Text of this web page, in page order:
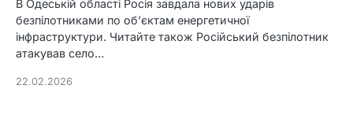
В Одеській області Росія завдала нових ударів
безпілотниками по об’єктам енергетичної
інфраструктури. Читайте також Російський безпілотник
атакував село…
22.02.2026